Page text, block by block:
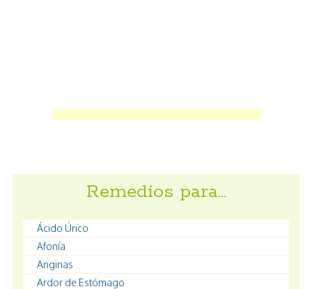
Remedios para…
Ácido Úrico
Afonía
Anginas
Ardor de Estómago